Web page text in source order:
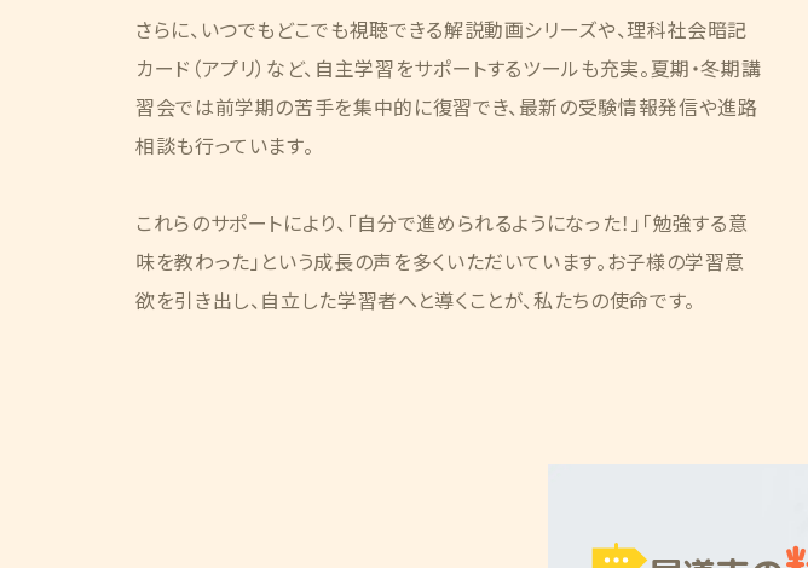
さらに、いつでもどこでも視聴できる解説動画シリーズや、理科社会暗記
カード（アプリ）など、自主学習をサポートするツールも充実。夏期・冬期講
習会では前学期の苦手を集中的に復習でき、最新の受験情報発信や進路
相談も行っています。
これらのサポートにより、「自分で進められるようになった！」「勉強する意
味を教わった」という成長の声を多くいただいています。お子様の学習意
欲を引き出し、自立した学習者へと導くことが、私たちの使命です。